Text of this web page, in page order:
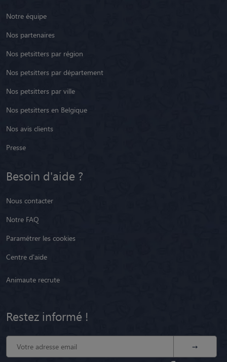
Notre équipe
Nos partenaires
Nos petsitters par région
Nos petsitters par département
Nos petsitters par ville
Nos petsitters en Belgique
Nos avis clients
Presse
Besoin d'aide ?
Nous contacter
Notre FAQ
Paramétrer les cookies
Centre d'aide
Animaute recrute
Restez informé !